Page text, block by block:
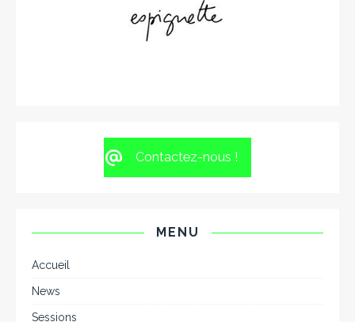
Contactez-nous !
MENU
Accueil
News
Sessions